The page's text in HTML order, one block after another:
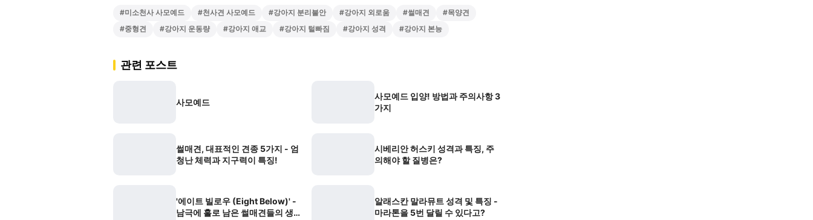
#미소천사 사모예드 #천사견 사모예드 #강아지 분리불안 #강아지 외로움 #썰매견 #목양견
#중형견 #강아지 운동량 #강아지 애교 #강아지 털빠짐 #강아지 성격 #강아지 본능
관련 포스트
사모예드
사모예드 입양! 방법과 주의사항 3
가지
썰매견, 대표적인 견종 5가지 - 엄
청난 체력과 지구력이 특징!
시베리안 허스키 성격과 특징, 주
의해야 할 질병은?
'에이트 빌로우 (Eight Below)' -
남극에 홀로 남은 썰매견들의 생존
알래스칸 말라뮤트 성격 및 특징 -
마라톤을 5번 달릴 수 있다고?